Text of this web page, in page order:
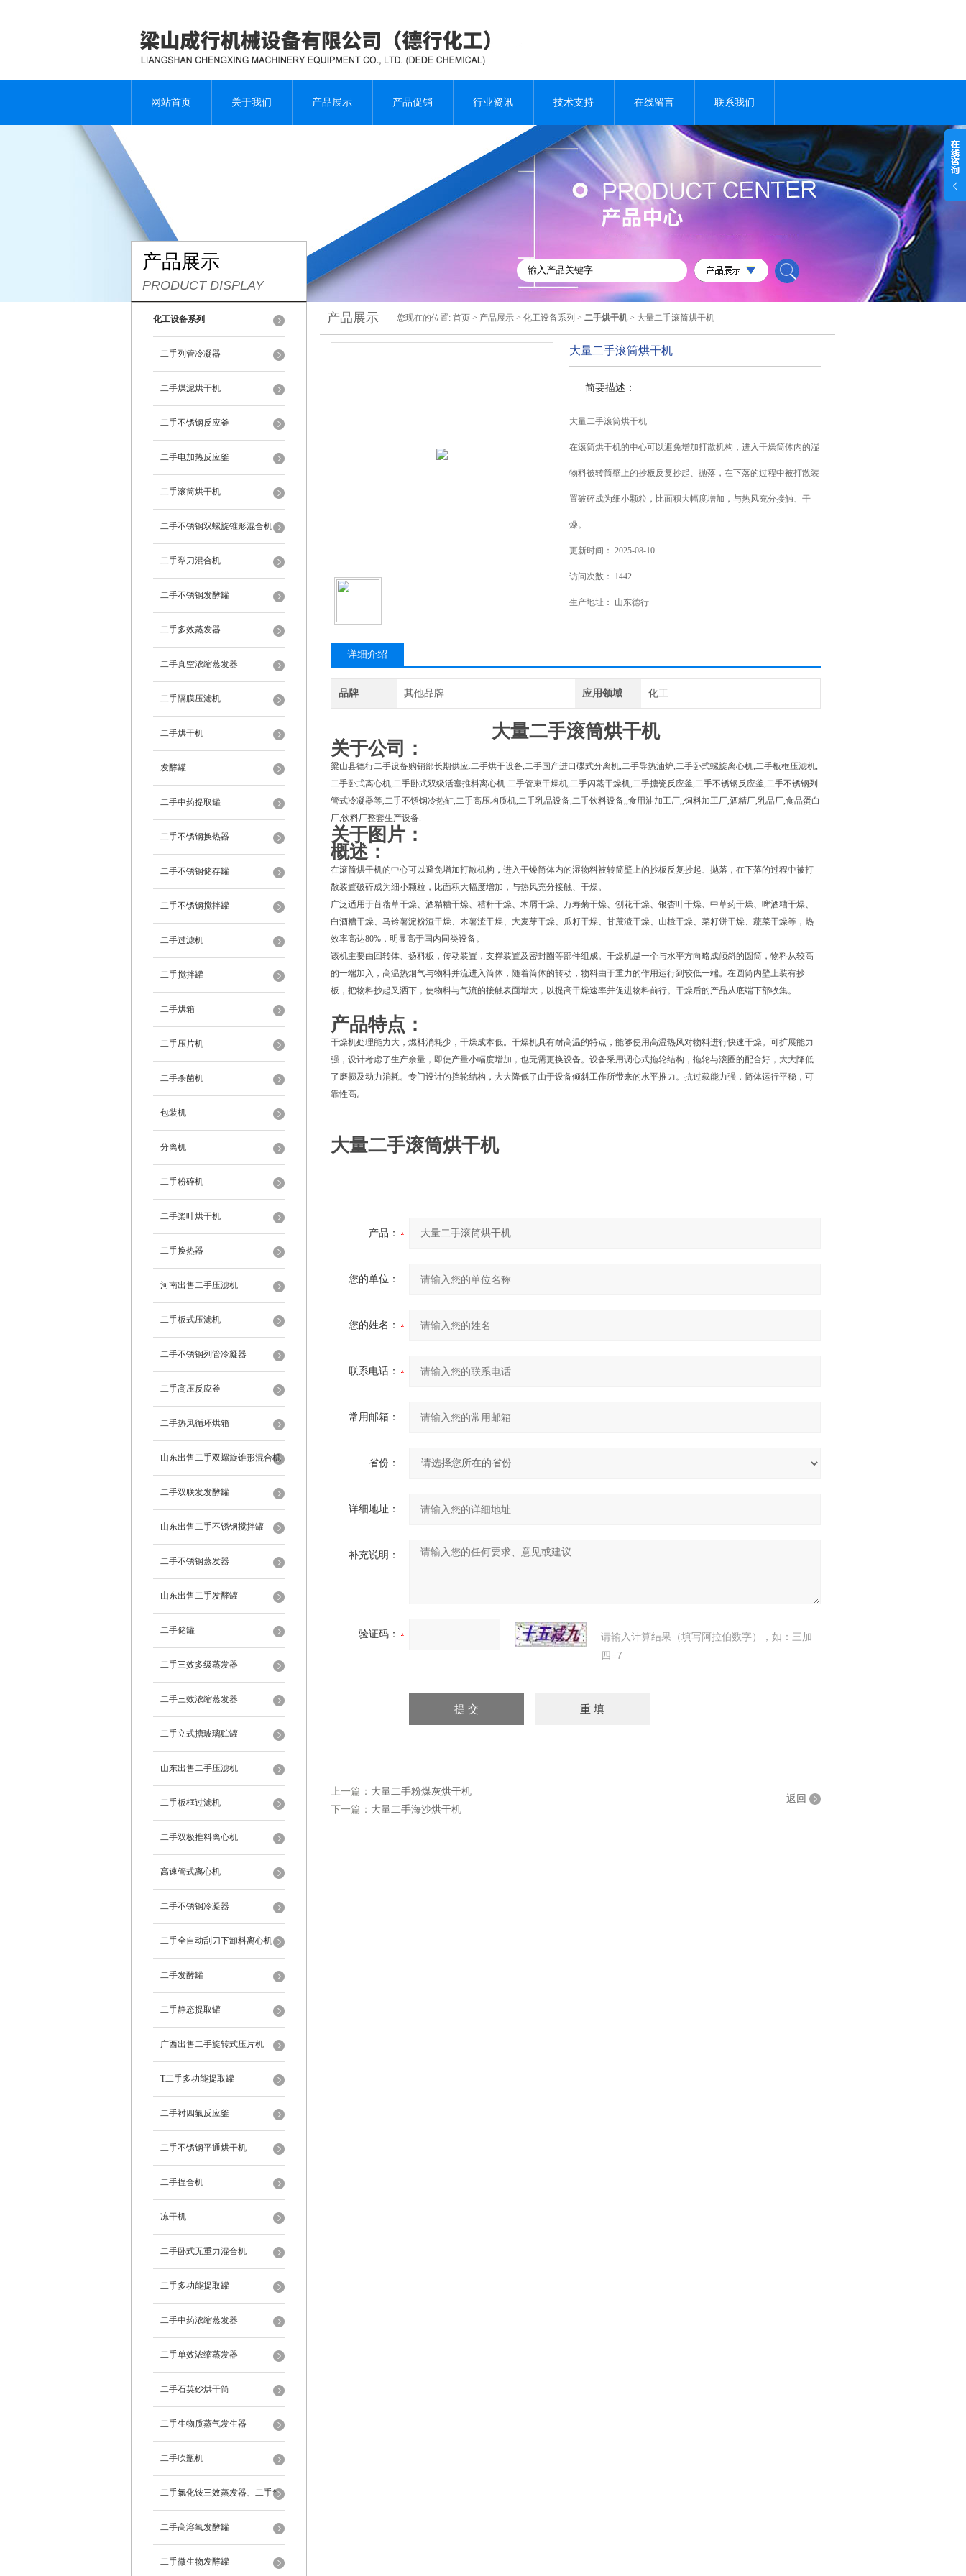
网站首页 关于我们 产品展示 产品促销 行业资讯 技术支持 在线留言 联系我们
产品展示
PRODUCT DISPLAY
化工设备系列
二手列管冷凝器
二手煤泥烘干机
二手不锈钢反应釜
二手电加热反应釜
二手滚筒烘干机
二手不锈钢双螺旋锥形混合机
二手犁刀混合机
二手不锈钢发酵罐
二手多效蒸发器
二手真空浓缩蒸发器
二手隔膜压滤机
二手烘干机
发酵罐
二手中药提取罐
二手不锈钢换热器
二手不锈钢储存罐
二手不锈钢搅拌罐
二手过滤机
二手搅拌罐
二手烘箱
二手压片机
二手杀菌机
包装机
分离机
二手粉碎机
二手桨叶烘干机
二手换热器
河南出售二手压滤机
二手板式压滤机
二手不锈钢列管冷凝器
二手高压反应釜
二手热风循环烘箱
山东出售二手双螺旋锥形混合机
二手双联发发酵罐
山东出售二手不锈钢搅拌罐
二手不锈钢蒸发器
山东出售二手发酵罐
二手储罐
二手三效多级蒸发器
二手三效浓缩蒸发器
二手立式搪玻璃贮罐
山东出售二手压滤机
二手板框过滤机
二手双极推料离心机
高速管式离心机
二手不锈钢冷凝器
二手全自动刮刀下卸料离心机
二手发酵罐
二手静态提取罐
广西出售二手旋转式压片机
T二手多功能提取罐
二手衬四氟反应釜
二手不锈钢平通烘干机
二手捏合机
冻干机
二手卧式无重力混合机
二手多功能提取罐
二手中药浓缩蒸发器
二手单效浓缩蒸发器
二手石英砂烘干筒
二手生物质蒸气发生器
二手吹瓶机
二手氯化铵三效蒸发器、二手*
蒸发器
二手高溶氧发酵罐
二手微生物发酵罐
产品展示 您现在的位置: 首页 > 产品展示 > 化工设备系列 > 二手烘干机 > 大量二手滚筒烘干机
大量二手滚筒烘干机
简要描述：
大量二手滚筒烘干机
在滚筒烘干机的中心可以避免增加打散机构，进入干燥筒体内的湿
物料被转筒壁上的抄板反复抄起、抛落，在下落的过程中被打散装
置破碎成为细小颗粒，比面积大幅度增加，与热风充分接触、干
燥。
更新时间： 2025-08-10
访问次数： 1442
生产地址： 山东德行
详细介绍
品牌 其他品牌 应用领域 化工
大量二手滚筒烘干机
关于公司：
梁山县德行二手设备购销部长期供应:二手烘干设备,二手国产进口碟式分离机,二手导热油炉,二手卧式螺旋离心机,二手板框压滤机,
二手卧式离心机,二手卧式双级活塞推料离心机.二手管束干燥机,二手闪蒸干燥机,二手搪瓷反应釜,二手不锈钢反应釜,二手不锈钢列
管式冷凝器等,二手不锈钢冷热缸,二手高压均质机,二手乳品设备,二手饮料设备,,食用油加工厂,,饲料加工厂,酒精厂,乳品厂,食品蛋白
厂,饮料厂整套生产设备.
关于图片：
概述：
在滚筒烘干机的中心可以避免增加打散机构，进入干燥筒体内的湿物料被转筒壁上的抄板反复抄起、抛落，在下落的过程中被打
散装置破碎成为细小颗粒，比面积大幅度增加，与热风充分接触、干燥。
广泛适用于苜蓿草干燥、酒精糟干燥、秸秆干燥、木屑干燥、万寿菊干燥、刨花干燥、银杏叶干燥、中草药干燥、啤酒糟干燥、
白酒糟干燥、马铃薯淀粉渣干燥、木薯渣干燥、大麦芽干燥、瓜籽干燥、甘蔗渣干燥、山楂干燥、菜籽饼干燥、蔬菜干燥等，热
效率高达80%，明显高于国内同类设备。
该机主要由回转体、扬料板，传动装置，支撑装置及密封圈等部件组成。干燥机是一个与水平方向略成倾斜的圆筒，物料从较高
的一端加入，高温热烟气与物料并流进入筒体，随着筒体的转动，物料由于重力的作用运行到较低一端。在圆筒内壁上装有抄
板，把物料抄起又洒下，使物料与气流的接触表面增大，以提高干燥速率并促进物料前行。干燥后的产品从底端下部收集。
产品特点：
干燥机处理能力大，燃料消耗少，干燥成本低。干燥机具有耐高温的特点，能够使用高温热风对物料进行快速干燥。可扩展能力
强，设计考虑了生产余量，即使产量小幅度增加，也无需更换设备。设备采用调心式拖轮结构，拖轮与滚圈的配合好，大大降低
了磨损及动力消耗。专门设计的挡轮结构，大大降低了由于设备倾斜工作所带来的水平推力。抗过载能力强，筒体运行平稳，可
靠性高。
大量二手滚筒烘干机
产品：
您的单位：
您的姓名：
联系电话：
常用邮箱：
省份：
详细地址：
补充说明：
验证码：
请输入计算结果（填写阿拉伯数字），如：三加
四=7
上一篇： 大量二手粉煤灰烘干机
下一篇： 大量二手海沙烘干机
返回